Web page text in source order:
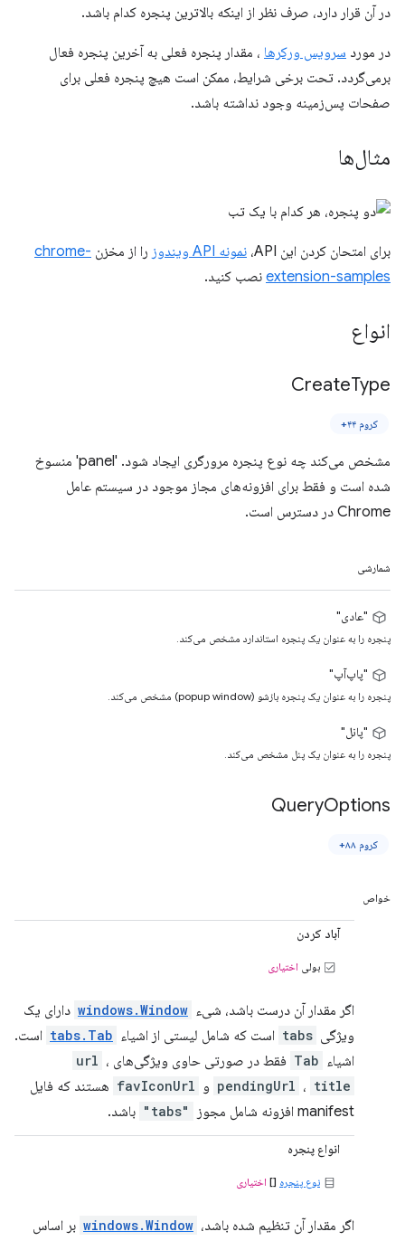
در آن قرار دارد، صرف نظر از اینکه بالاترین پنجره کدام باشد.
در مورد سرویس ورکرها ، مقدار پنجره فعلی به آخرین پنجره فعال
برمی‌گردد. تحت برخی شرایط، ممکن است هیچ پنجره فعلی برای
صفحات پس‌زمینه وجود نداشته باشد.
مثال‌ها
برای امتحان کردن این API، نمونه API ویندوز را از مخزن chrome-
extension-samples نصب کنید.
انواع
CreateType
کروم ۴۴+
مشخص می‌کند چه نوع پنجره مرورگری ایجاد شود. 'panel' منسوخ
شده است و فقط برای افزونه‌های مجاز موجود در سیستم عامل
Chrome در دسترس است.
شمارشی
"عادی"
پنجره را به عنوان یک پنجره استاندارد مشخص می‌کند.
"پاپ‌آپ"
پنجره را به عنوان یک پنجره بازشو (popup window) مشخص می‌کند.
"پانل"
پنجره را به عنوان یک پنل مشخص می‌کند.
QueryOptions
کروم ۸۸+
خواص
آباد کردن
بولی اختیاری
اگر مقدار آن درست باشد، شیء windows.Window دارای یک
ویژگی tabs است که شامل لیستی از اشیاء tabs.Tab است.
اشیاء Tab فقط در صورتی حاوی ویژگی‌های url ،
pendingUrl ، title و favIconUrl هستند که فایل
manifest افزونه شامل مجوز
"tabs" باشد.
انواع پنجره
نوع پنجره [] اختیاری
اگر مقدار آن تنظیم شده باشد، windows.Window بر اساس